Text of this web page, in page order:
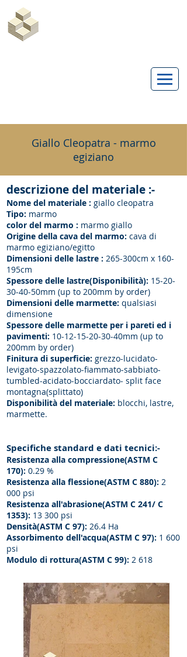
descrizione del materiale :-
Nome del materiale : giallo cleopatra
Tipo: marmo
color del marmo : marmo giallo
Origine della cava del marmo: cava di
marmo egiziano/egitto
Dimensioni delle lastre : 265-300cm x 160-
195cm
Spessore delle lastre(Disponibilità): 15-20-
30-40-50mm (up to 200mm by order)
Dimensioni delle marmette: qualsiasi
dimensione
Spessore delle marmette per i pareti ed i
pavimenti: 10-12-15-20-30-40mm (up to
200mm by order)
Finitura di superficie: grezzo-lucidato-
levigato-spazzolato-fiammato-sabbiato-
tumbled-acidato-bocciardato- split face
montagna(splittato)
Disponibilità del materiale: blocchi, lastre,
marmette.
Specifiche standard e dati tecnici:-
Resistenza alla compressione(ASTM C
170): 0.29 %
Resistenza alla flessione(ASTM C 880): 2
000 psi
Resistenza all'abrasione(ASTM C 241/ C
1353): 13 300 psi
Densità(ASTM C 97): 26.4 Ha
Assorbimento dell'acqua(ASTM C 97): 1 600
psi
Modulo di rottura(ASTM C 99): 2 618
Giallo Cleopatra - marmo
egiziano